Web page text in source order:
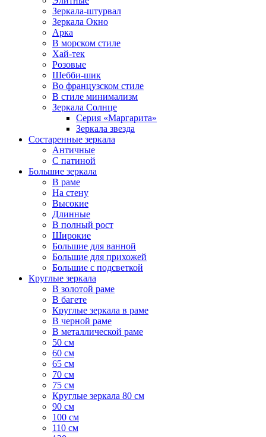
Зеркала-штурвал
Зеркала Окно
Арка
В морском стиле
Хай-тек
Розовые
Шебби-шик
Во французском стиле
В стиле минимализм
Зеркала Солнце
Серия «Маргарита»
Зеркала звезда
Состаренные зеркала
Античные
С патиной
Большие зеркала
В раме
На стену
Высокие
Длинные
В полный рост
Широкие
Большие для ванной
Большие для прихожей
Большие с подсветкой
Круглые зеркала
В золотой раме
В багете
Круглые зеркала в раме
В черной раме
В металлической раме
50 см
60 см
65 см
70 см
75 см
Круглые зеркала 80 см
90 см
100 см
110 см